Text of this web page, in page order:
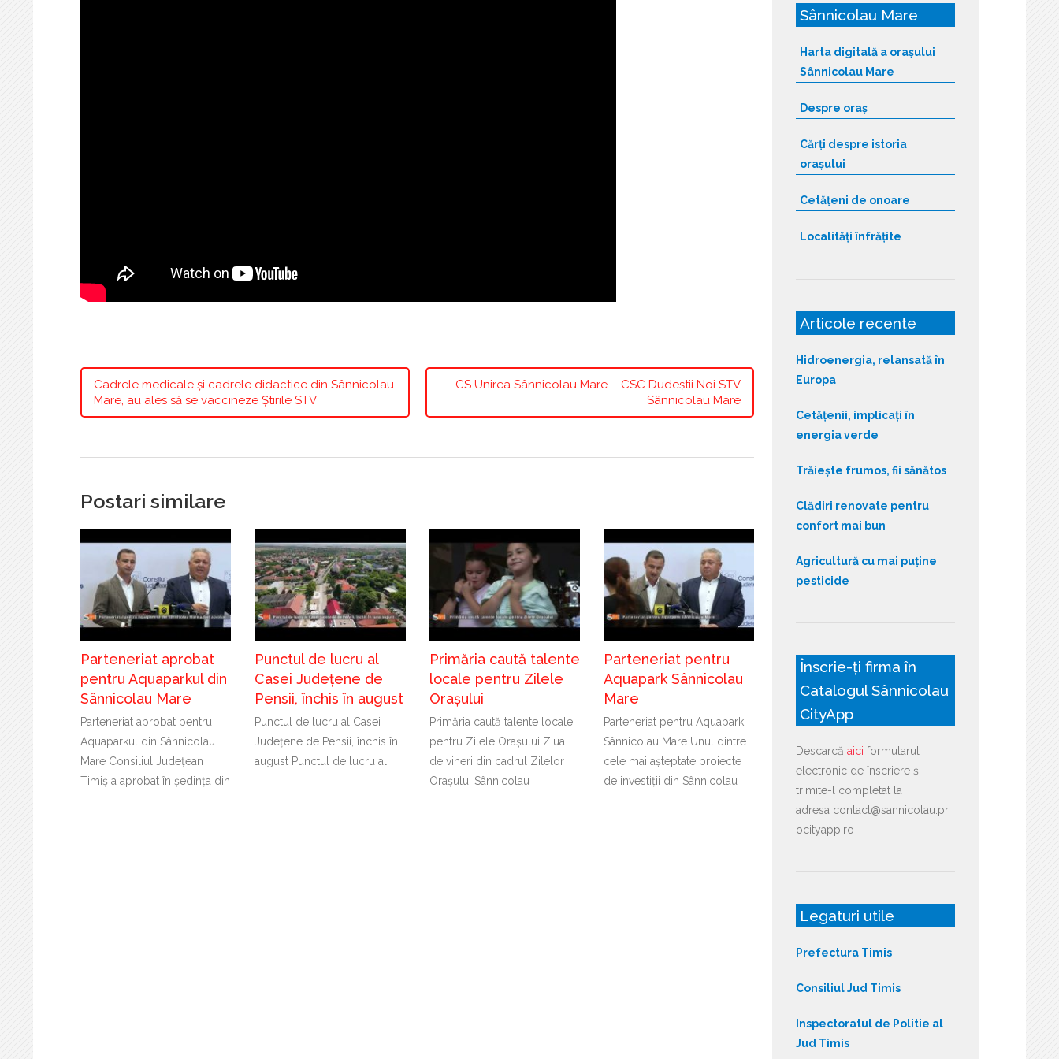
Cadrele medicale și cadrele didactice din Sânnicolau
Mare, au ales să se vaccineze Știrile STV
CS Unirea Sânnicolau Mare – CSC Dudeștii Noi STV
Sânnicolau Mare
Postari similare
Parteneriat aprobat
pentru Aquaparkul din
Sânnicolau Mare
Parteneriat aprobat pentru
Aquaparkul din Sânnicolau
Mare Consiliul Județean
Timiș a aprobat în ședința din
Punctul de lucru al
Casei Județene de
Pensii, închis în august
Punctul de lucru al Casei
Județene de Pensii, închis în
august Punctul de lucru al
Primăria caută talente
locale pentru Zilele
Orașului
Primăria caută talente locale
pentru Zilele Orașului Ziua
de vineri din cadrul Zilelor
Orașului Sânnicolau
Parteneriat pentru
Aquapark Sânnicolau
Mare
Parteneriat pentru Aquapark
Sânnicolau Mare Unul dintre
cele mai așteptate proiecte
de investiții din Sânnicolau
Sânnicolau Mare
Harta digitală a orașului
Sânnicolau Mare
Despre oraș
Cărți despre istoria
orașului
Cetățeni de onoare
Localități înfrățite
Articole recente
Hidroenergia, relansată în
Europa
Cetățenii, implicați în
energia verde
Trăiește frumos, fii sănătos
Clădiri renovate pentru
confort mai bun
Agricultură cu mai puține
pesticide
Înscrie-ți firma în
Catalogul Sânnicolau
CityApp
Descarcă aici formularul
electronic de înscriere și
trimite-l completat la
adresa contact@sannicolau.pr
ocityapp.ro
Legaturi utile
Prefectura Timis
Consiliul Jud Timis
Inspectoratul de Politie al
Jud Timis